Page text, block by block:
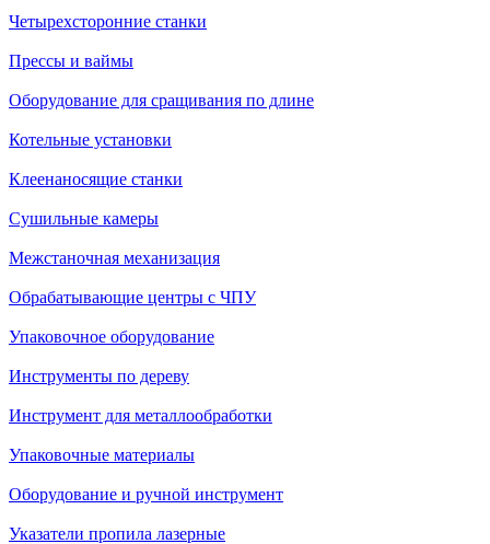
Четырехсторонние станки
Прессы и ваймы
Оборудование для сращивания по длине
Котельные установки
Клеенаносящие станки
Сушильные камеры
Межстаночная механизация
Обрабатывающие центры с ЧПУ
Упаковочное оборудование
Инструменты по дереву
Инструмент для металлообработки
Упаковочные материалы
Оборудование и ручной инструмент
Указатели пропила лазерные